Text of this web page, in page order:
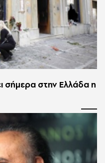
σήμερα στην Ελλάδα η